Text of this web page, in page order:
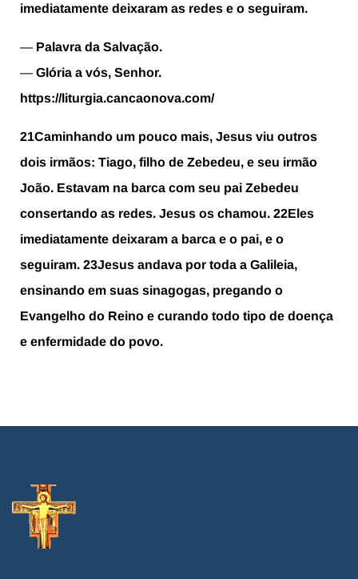
imediatamente deixaram as redes e o seguiram.
— Palavra da Salvação.
— Glória a vós, Senhor.
https://liturgia.cancaonova.com/
21Caminhando um pouco mais, Jesus viu outros
dois irmãos: Tiago, filho de Zebedeu, e seu irmão
João. Estavam na barca com seu pai Zebedeu
consertando as redes. Jesus os chamou. 22Eles
imediatamente deixaram a barca e o pai, e o
seguiram. 23Jesus andava por toda a Galileia,
ensinando em suas sinagogas, pregando o
Evangelho do Reino e curando todo tipo de doença
e enfermidade do povo.